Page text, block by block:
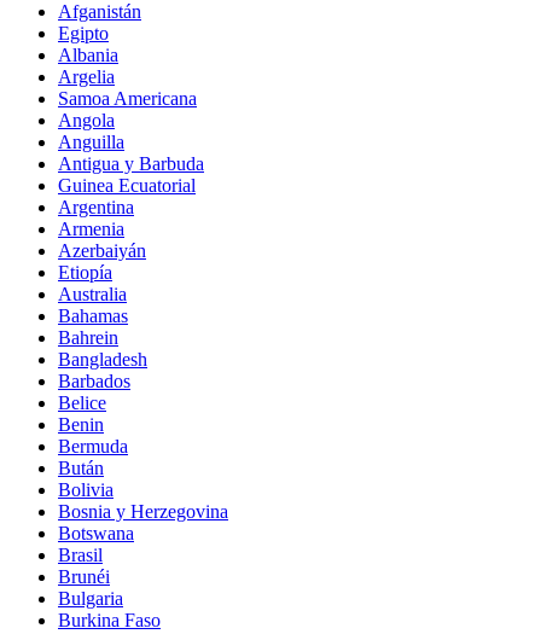
Afganistán
Egipto
Albania
Argelia
Samoa Americana
Angola
Anguilla
Antigua y Barbuda
Guinea Ecuatorial
Argentina
Armenia
Azerbaiyán
Etiopía
Australia
Bahamas
Bahrein
Bangladesh
Barbados
Belice
Benin
Bermuda
Bután
Bolivia
Bosnia y Herzegovina
Botswana
Brasil
Brunéi
Bulgaria
Burkina Faso